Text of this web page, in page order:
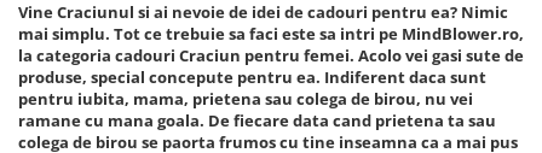
Vine Craciunul si ai nevoie de idei de cadouri pentru ea? Nimic
mai simplu. Tot ce trebuie sa faci este sa intri pe MindBlower.ro,
la categoria cadouri Craciun pentru femei. Acolo vei gasi sute de
produse, special concepute pentru ea. Indiferent daca sunt
pentru iubita, mama, prietena sau colega de birou, nu vei
ramane cu mana goala. De fiecare data cand prietena ta sau
colega de birou se paorta frumos cu tine inseamna ca a mai pus